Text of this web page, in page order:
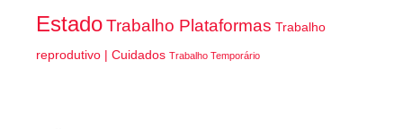
EstadoTrabalho Plataformas Trabalho
reprodutivo | Cuidados Trabalho Temporário